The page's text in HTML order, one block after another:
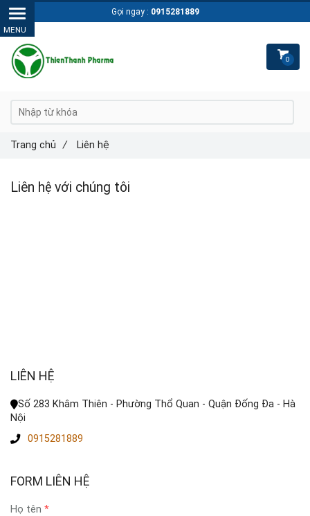
Liên hệ với chúng tôi
LIÊN HỆ
Số 283 Khâm Thiên - Phường Thổ Quan - Quận Đống Đa - Hà
Nội
0915281889
FORM LIÊN HỆ
Họ tên
Trang chủ / Liên hệ
Gọi ngay : 0915281889
0